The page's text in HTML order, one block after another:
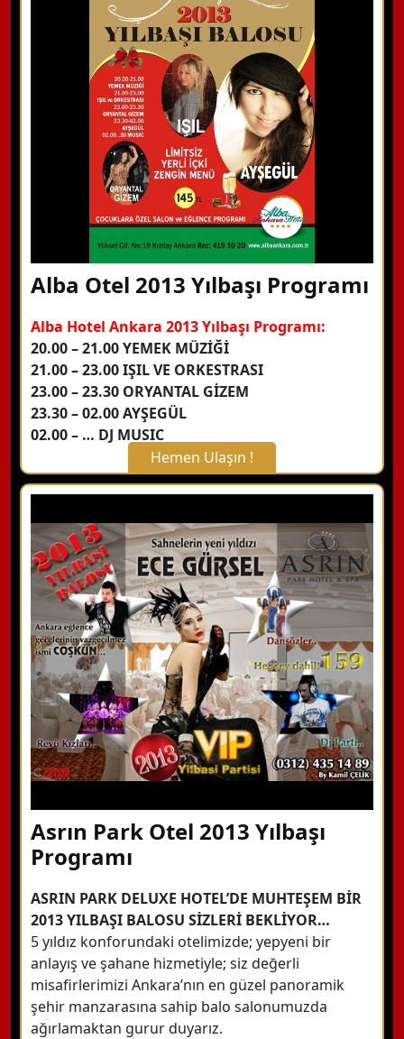
Hemen Arayın
Detaylı Bilgi Alın
Alba Otel 2013 Yılbaşı Programı
Alba Hotel Ankara 2013 Yılbaşı Programı:
20.00 – 21.00 YEMEK MÜZİĞİ
21.00 – 23.00 IŞIL VE ORKESTRASI
23.00 – 23.30 ORYANTAL GİZEM
23.30 – 02.00 AYŞEGÜL
02.00 – … DJ MUSIC
Hemen Ulaşın !
X Kapat
WhatsApp ile Bilgi Alın
Hemen Arayın
Detaylı Bilgi Alın
Asrın Park Otel 2013 Yılbaşı
Programı
ASRIN PARK DELUXE HOTEL’DE MUHTEŞEM BİR
2013 YILBAŞI BALOSU SİZLERİ BEKLİYOR…
5 yıldız konforundaki otelimizde; yepyeni bir
anlayış ve şahane hizmetiyle; siz değerli
misafirlerimizi Ankara’nın en güzel panoramik
şehir manzarasına sahip balo salonumuzda
ağırlamaktan gurur duyarız.